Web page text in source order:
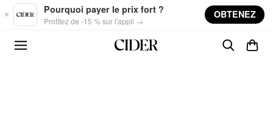
Skip to main content
Pourquoi payer le prix fort ?
Profitez de -15 % sur l'appli →
OBTENEZ